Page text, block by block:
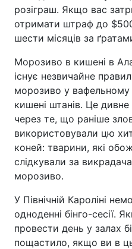
розіграш. Якщо вас
отримати штраф до
шести місяців за
Морозиво в кишені в
існує незвичайне
морозиво у вафельному
кишені штанів. Це
через те, що раніше
використовували цю
коней: тварини, які
слідкували за
морозиво.
У Північній Кароліні
одноденні бінго-сесії.
провести день у залах
пощастило, якщо ви в